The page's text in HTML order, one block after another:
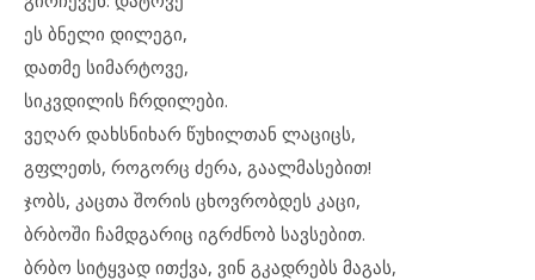
ეს ბნელი დილეგი,
დათმე სიმარტოვე,
სიკვდილის ჩრდილები.
ვეღარ დახსნიხარ წუხილთან ლაციცს,
გფლეთს, როგორც ძერა, გაალმასებით!
ჯობს, კაცთა შორის ცხოვრობდეს კაცი,
ბრბოში ჩამდგარიც იგრძნობ სავსებით.
ბრბო სიტყვად ითქვა, ვინ გკადრებს მაგას,